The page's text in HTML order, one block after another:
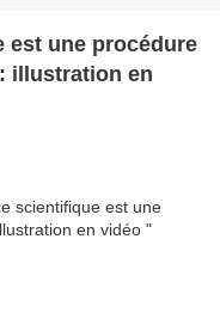
est une procédure
illustration en